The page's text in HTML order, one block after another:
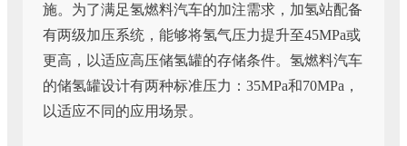
施。为了满足氢燃料汽车的加注需求，加氢站配备
有两级加压系统，能够将氢气压力提升至45MPa或
更高，以适应高压储氢罐的存储条件。氢燃料汽车
的储氢罐设计有两种标准压力：35MPa和70MPa，
以适应不同的应用场景。